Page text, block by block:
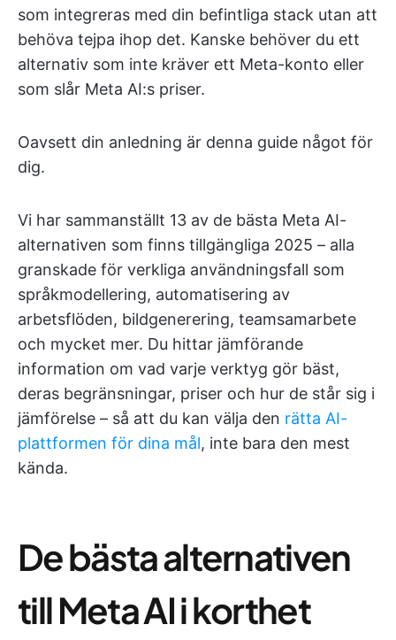
som integreras med din befintliga stack utan att
behöva tejpa ihop det. Kanske behöver du ett
alternativ som inte kräver ett Meta-konto eller
som slår Meta AI:s priser.
Oavsett din anledning är denna guide något för
dig.
Vi har sammanställt 13 av de bästa Meta AI-
alternativen som finns tillgängliga 2025 – alla
granskade för verkliga användningsfall som
språkmodellering, automatisering av
arbetsflöden, bildgenerering, teamsamarbete
och mycket mer. Du hittar jämförande
information om vad varje verktyg gör bäst,
deras begränsningar, priser och hur de står sig i
jämförelse – så att du kan välja den rätta AI-
plattformen för dina mål, inte bara den mest
kända.
De bästa alternativen
till Meta AI i korthet